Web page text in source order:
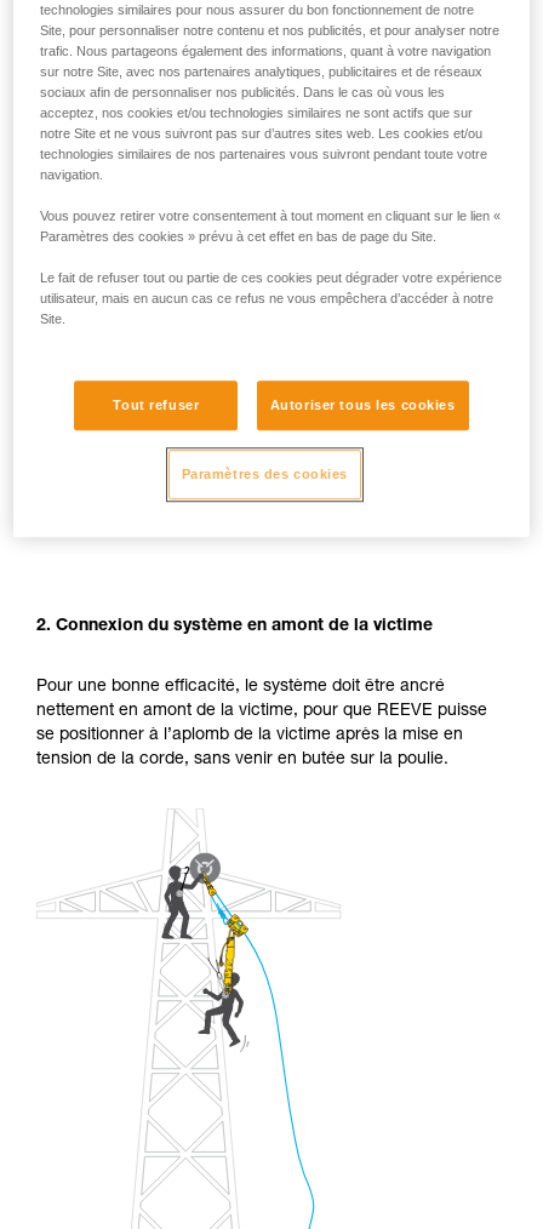
2. Connexion du système en amont de la victime
Pour une bonne efficacité, le système doit être ancré
nettement en amont de la victime, pour que REEVE puisse
se positionner à l’aplomb de la victime après la mise en
tension de la corde, sans venir en butée sur la poulie.
technologies similaires pour nous assurer du bon fonctionnement de notre
Site, pour personnaliser notre contenu et nos publicités, et pour analyser notre
trafic. Nous partageons également des informations, quant à votre navigation
sur notre Site, avec nos partenaires analytiques, publicitaires et de réseaux
sociaux afin de personnaliser nos publicités. Dans le cas où vous les
acceptez, nos cookies et/ou technologies similaires ne sont actifs que sur
notre Site et ne vous suivront pas sur d’autres sites web. Les cookies et/ou
technologies similaires de nos partenaires vous suivront pendant toute votre
navigation.
Vous pouvez retirer votre consentement à tout moment en cliquant sur le lien «
Paramètres des cookies » prévu à cet effet en bas de page du Site.
Le fait de refuser tout ou partie de ces cookies peut dégrader votre expérience
utilisateur, mais en aucun cas ce refus ne vous empêchera d’accéder à notre
Site.
Tout refuser Autoriser tous les cookies
Paramètres des cookies